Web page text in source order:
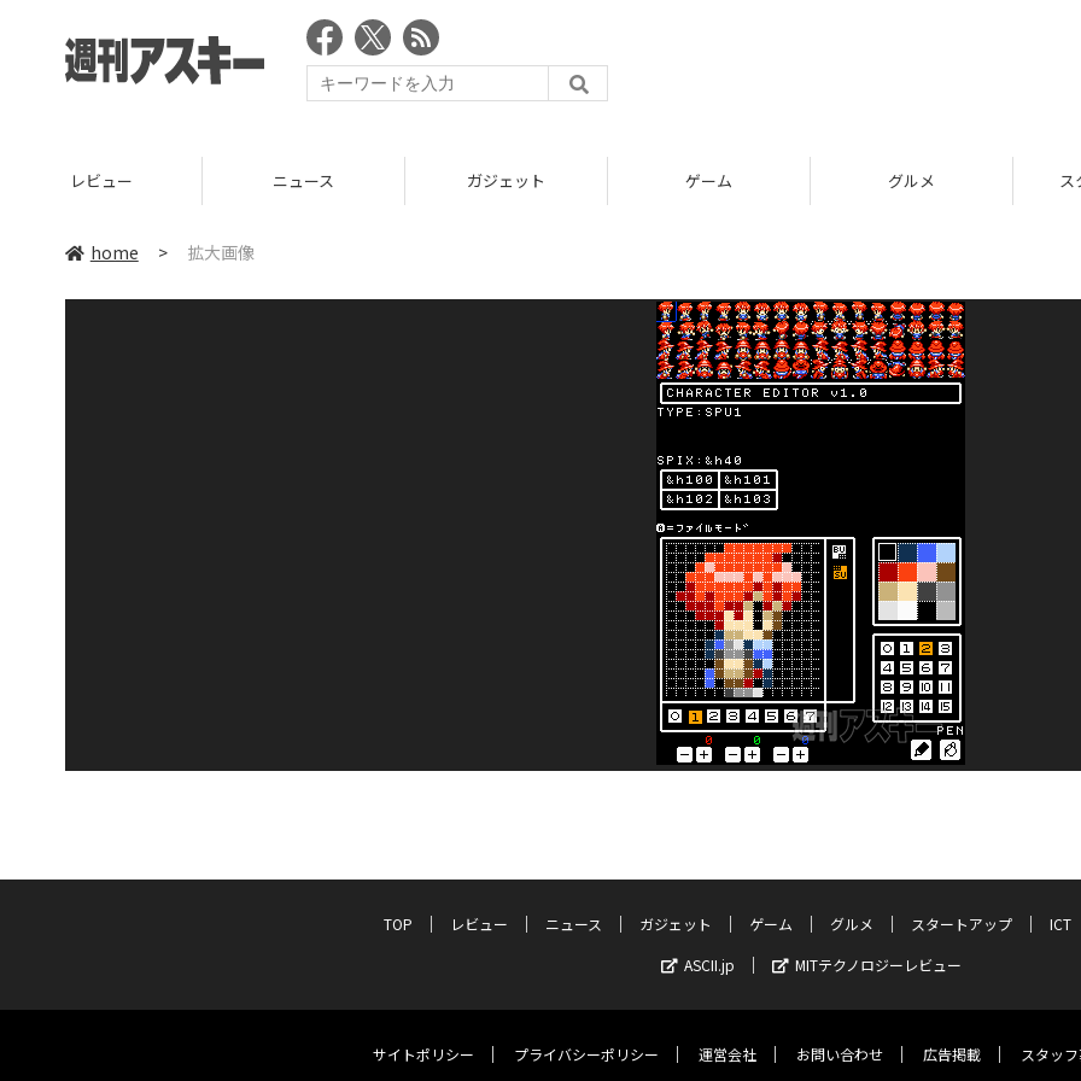
レビュー ニュース ガジェット ゲーム グルメ ス
home > 拡大画像
TOP レビュー ニュース ガジェット ゲーム グルメ スタートアップ
ICT
ASCII.jp
MITテクノロジーレビュー
サイトポリシー プライバシーポリシー 運営会社 お問い合わせ 広告掲載 スタッ